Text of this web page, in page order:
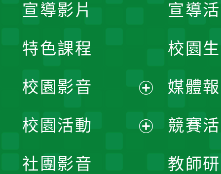
宣導
校園
媒體
競賽
教師
宣導影片
特色課程
校園影音
開
校園活動
社團影音